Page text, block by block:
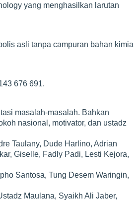
yang menghasilkan larutan
asli tanpa campuran bahan kimia
676 691.
masalah-masalah. Bahkan
nasional, motivator, dan ustadz
Taulany, Dude Harlino, Adrian
Giselle, Fadly Padi, Lesti Kejora,
Santosa, Tung Desem Waringin,
Maulana, Syaikh Ali Jaber,